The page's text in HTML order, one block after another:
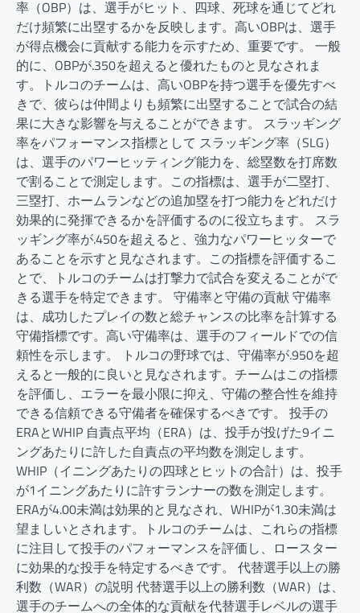
率（OBP）は、選手がヒット、四球、死球を通じてどれ
だけ頻繁に出塁するかを反映します。高いOBPは、選手
が得点機会に貢献する能力を示すため、重要です。 一般
的に、OBPが.350を超えると優れたものと見なされま
す。トルコのチームは、高いOBPを持つ選手を優先すべ
きで、彼らは仲間よりも頻繁に出塁することで試合の結
果に大きな影響を与えることができます。 スラッギング
率をパフォーマンス指標として スラッギング率（SLG）
は、選手のパワーヒッティング能力を、総塁数を打席数
で割ることで測定します。この指標は、選手が二塁打、
三塁打、ホームランなどの追加塁を打つ能力をどれだけ
効果的に発揮できるかを評価するのに役立ちます。 スラ
ッギング率が.450を超えると、強力なパワーヒッターで
あることを示すと見なされます。この指標を評価するこ
とで、トルコのチームは打撃力で試合を変えることがで
きる選手を特定できます。 守備率と守備の貢献 守備率
は、成功したプレイの数と総チャンスの比率を計算する
守備指標です。高い守備率は、選手のフィールドでの信
頼性を示します。 トルコの野球では、守備率が.950を超
えると一般的に良いと見なされます。チームはこの指標
を評価し、エラーを最小限に抑え、守備の整合性を維持
できる信頼できる守備者を確保するべきです。 投手の
ERAとWHIP 自責点平均（ERA）は、投手が投げた9イニ
ングあたりに許した自責点の平均数を測定します。
WHIP（イニングあたりの四球とヒットの合計）は、投手
が1イニングあたりに許すランナーの数を測定します。
ERAが4.00未満は効果的と見なされ、WHIPが1.30未満は
望ましいとされます。トルコのチームは、これらの指標
に注目して投手のパフォーマンスを評価し、ロースター
に効果的な投手を特定するべきです。 代替選手以上の勝
利数（WAR）の説明 代替選手以上の勝利数（WAR）は、
選手のチームへの全体的な貢献を代替選手レベルの選手